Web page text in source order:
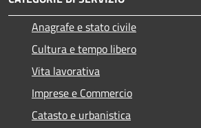
Anagrafe e stato civile
Cultura e tempo libero
Vita lavorativa
Imprese e Commercio
Catasto e urbanistica